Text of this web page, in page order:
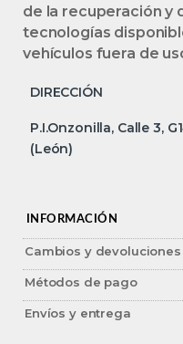
de la recuperación y
tecnologías
vehículos fuera de
DIRECCIÓN
P.I.Onzonilla, Calle 3,
(León)
INFORMACIÓN
Cambios y devoluciones
Métodos de pago
Envíos y entrega